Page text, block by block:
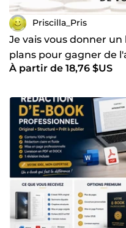
Priscilla_Pris
Je vais vous donner
plans pour gagner de
À partir de 18,76 $US